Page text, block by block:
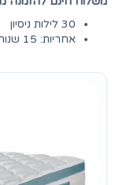
30 לילות ניסיון
אחריות: 15 שנות אחריות על כל המזרנים